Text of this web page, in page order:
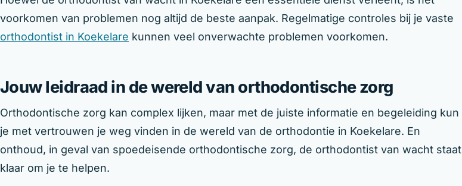
voorkomen van problemen nog altijd de beste aanpak. Regelmatige controles bij je vaste
orthodontist in Koekelare kunnen veel onverwachte problemen voorkomen.
Jouw leidraad in de wereld van orthodontische zorg
Orthodontische zorg kan complex lijken, maar met de juiste informatie en begeleiding kun
je met vertrouwen je weg vinden in de wereld van de orthodontie in Koekelare. En
onthoud, in geval van spoedeisende orthodontische zorg, de orthodontist van wacht staat
klaar om je te helpen.